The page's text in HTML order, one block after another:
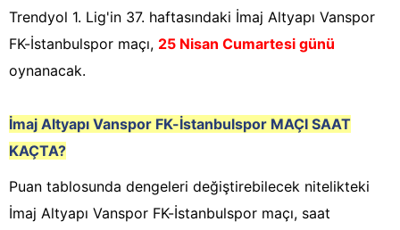
Trendyol 1. Lig'in 37. haftasındaki İmaj Altyapı Vanspor
FK-İstanbulspor maçı, 25 Nisan Cumartesi günü
oynanacak.
İmaj Altyapı Vanspor FK-İstanbulspor MAÇI SAAT
KAÇTA?
Puan tablosunda dengeleri değiştirebilecek nitelikteki
İmaj Altyapı Vanspor FK-İstanbulspor maçı, saat